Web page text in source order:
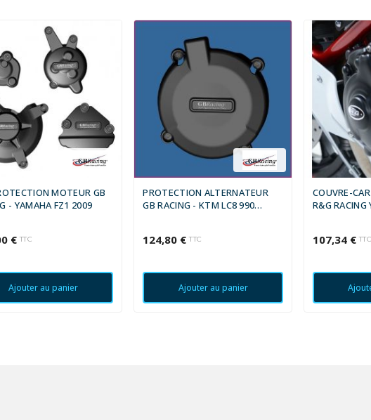
MOTEUR GB
- YAMAHA FZ1 2009
€ TTC
Ajouter au panier
PROTECTION ALTERNATEUR
GB RACING - KTM LC8 990
124,80 € TTC
Ajouter au panier
COUVRE-
R&G RACING
107,34 € TTC